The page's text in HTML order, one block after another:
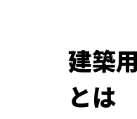
建築
とは